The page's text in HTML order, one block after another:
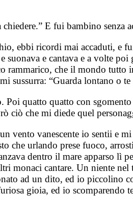
E fui bambino senza
ebbi ricordi mai accaduti, e
suonava e cantava e a volte
che il mondo tutto
sussurra: “Guarda lontano o
quatto quatto con
ciò che mi diede quel
vento vanescente io sentii e
che urlando prese fuoco,
dentro il mare apparso lì
monaci cantare. Un niente
ad un dito, ed io piccolino
gioia, ed io scomparendo